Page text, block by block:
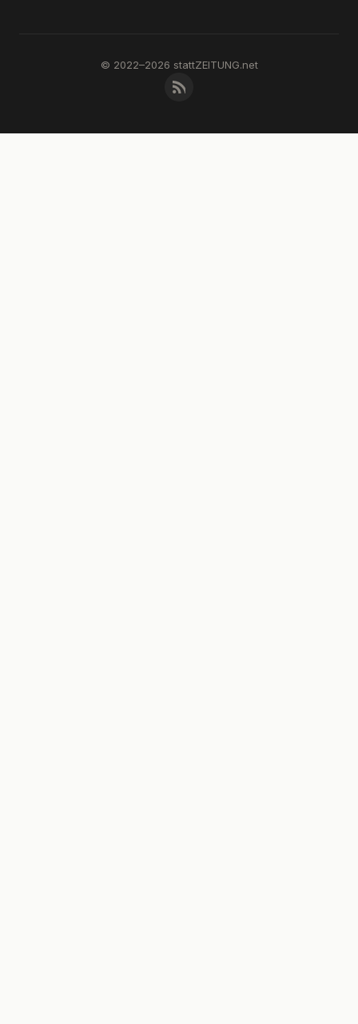
© 2022–2026 stattZEITUNG.net